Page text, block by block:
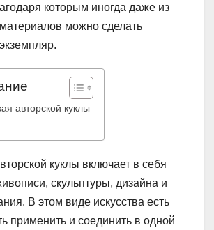
которым иногда даже из
можно сделать
авторской куклы
куклы включает в себя
скульптуры, дизайна и
В этом виде искусства есть
применить и соединить в одной